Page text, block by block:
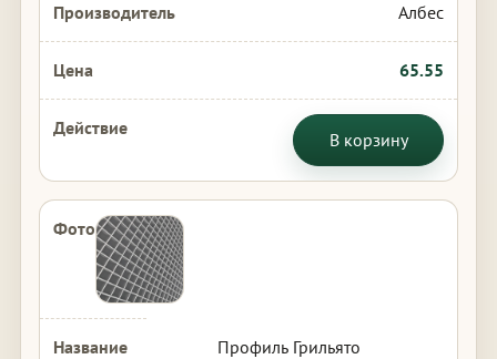
Албес
65.55
В корзину
Профиль Грильято